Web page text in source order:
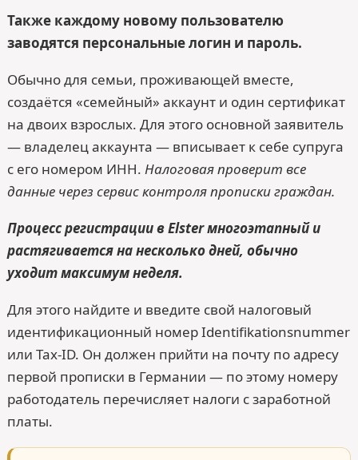
Также каждому новому пользователю
заводятся персональные логин и пароль.
Обычно для семьи, проживающей вместе,
создаётся «семейный» аккаунт и один сертификат
на двоих взрослых. Для этого основной заявитель
— владелец аккаунта — вписывает к себе супруга
с его номером ИНН. Налоговая проверит все
данные через сервис контроля прописки граждан.
Процесс регистрации в Elster многоэтапный и
растягивается на несколько дней, обычно
уходит максимум неделя.
Для этого найдите и введите свой налоговый
идентификационный номер Identifikationsnummer
или Tax-ID. Он должен прийти на почту по адресу
первой прописки в Германии — по этому номеру
работодатель перечисляет налоги с заработной
платы.